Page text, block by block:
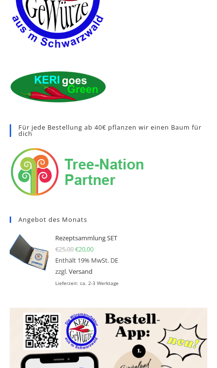
Für jede Bestellung ab 40€ pflanzen wir einen Baum für
dich
Angebot des Monats
Rezeptsammlung SET
€25,00Ursprünglicher Preis war: €25,00
€20,00Aktueller Preis ist: €20,00.
Enthält 19% MwSt. DE
zzgl.Versand
Lieferzeit: ca. 2-3 Werktage